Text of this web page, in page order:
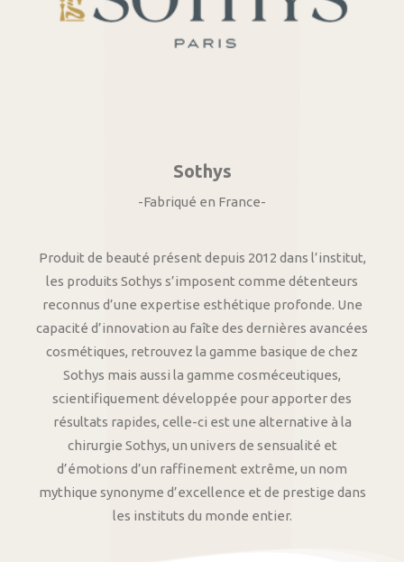
Sothys
-Fabriqué en France-
Produit de beauté présent depuis 2012 dans l’institut,
les produits Sothys s’imposent comme détenteurs
reconnus d’une expertise esthétique profonde. Une
capacité d’innovation au faîte des dernières avancées
cosmétiques, retrouvez la gamme basique de chez
Sothys mais aussi la gamme cosméceutiques,
scientifiquement développée pour apporter des
résultats rapides, celle-ci est une alternative à la
chirurgie Sothys, un univers de sensualité et
d’émotions d’un raffinement extrême, un nom
mythique synonyme d’excellence et de prestige dans
les instituts du monde entier.